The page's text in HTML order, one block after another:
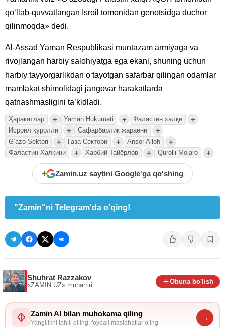
qo‘llab-quvvatlangan Isroil tomonidan genotsidga duchor
qilinmoqda» dedi.
Al-Assad Yaman Respublikasi muntazam armiyaga va
rivojlangan harbiy salohiyatga ega ekani, shuning uchun
harbiy tayyorgarlikdan o‘tayotgan safarbar qilingan odamlar
mamlakat shimolidagi jangovar harakatlarda
qatnashmasligini ta’kidladi.
Ҳаракатлар + Yaman Hukumati + Фаластин халқи +
Исроил қуролли + Сафарбарлик жараёни +
G‘azo Sektori + Газа Сектори + Ansor Alloh +
Фаластин Халқини + Харбий Тайёрлов + Qurolli Mojaro +
+ Zamin.uz saytini Google'ga qo'shing
"Zamin"ni Telegram'da o'qing!
Shuhrat Razzakov
«ZAMIN.UZ» muharriri
Obuna bo'lish
Zamin AI bilan muhokama qiling
Yangilikni tahlil qiling, foydali maslahatlar oling
→